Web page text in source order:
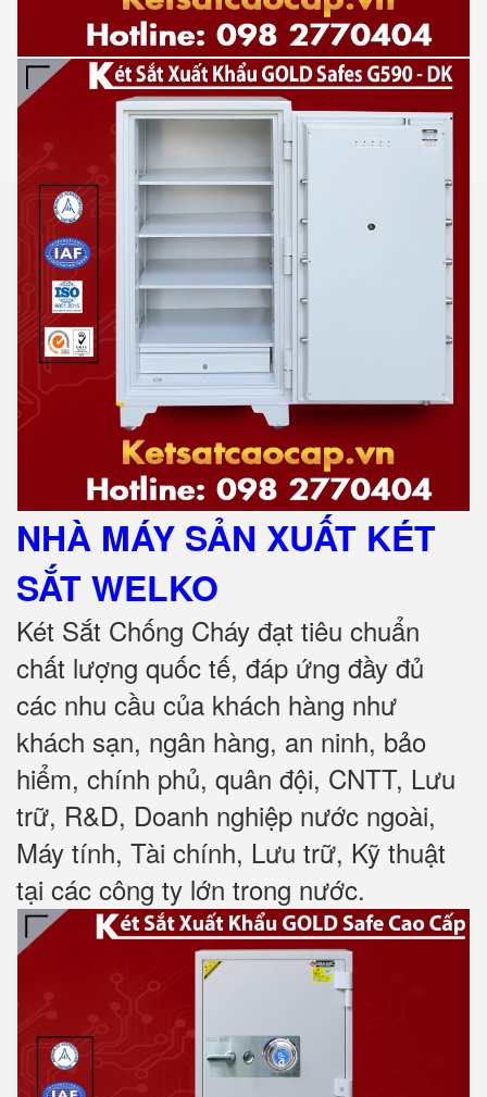
NHÀ MÁY SẢN XUẤT KÉT
SẮTWELKO
Két Sắt Chống Cháy đạt tiêu chuẩn
chất lượng quốc tế, đáp ứng đầy đủ
các nhu cầu của khách hàng như
khách sạn, ngân hàng, an ninh, bảo
hiểm, chính phủ, quân đội, CNTT, Lưu
trữ, R&D, Doanh nghiệp nước ngoài,
Máy tính, Tài chính, Lưu trữ, Kỹ thuật
tại các công ty lớn trong nước.